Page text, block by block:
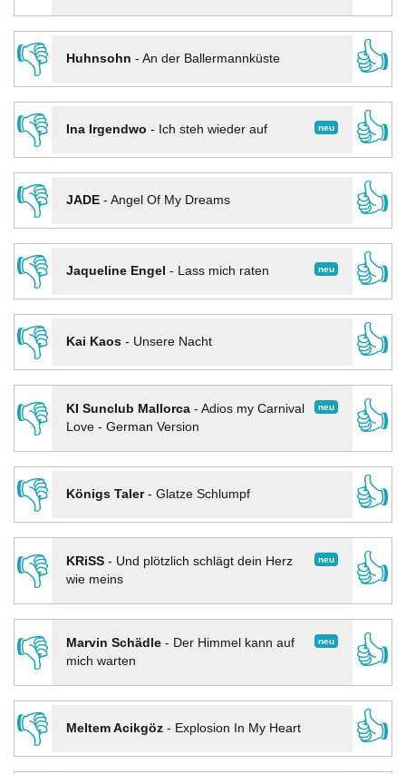
👎
Huhnsohn - An der Ballermannküste
👍
👎
neu
Ina Irgendwo - Ich steh wieder auf
👍
👎
JADE- Angel Of My Dreams
👍
👎
neu
Jaqueline Engel - Lass mich raten
👍
👎
Kai Kaos- Unsere Nacht
👍
👎
neu
KI Sunclub Mallorca- Adios my Carnival
Love - German Version
👍
👎
Königs Taler- Glatze Schlumpf
👍
👎
neu
KRiSS- Und plötzlich schlägt dein Herz
wie meins
👍
👎 neu
Marvin Schädle- Der Himmel kann auf
mich warten
👍
👎
Meltem Acikgöz- Explosion In My Heart
👍